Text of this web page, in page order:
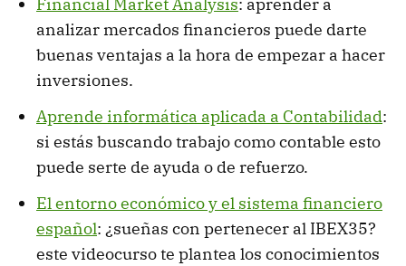
Financial Market Analysis: aprender a
analizar mercados financieros puede darte
buenas ventajas a la hora de empezar a hacer
inversiones.
Aprende informática aplicada a Contabilidad:
si estás buscando trabajo como contable esto
puede serte de ayuda o de refuerzo.
El entorno económico y el sistema financiero
español: ¿sueñas con pertenecer al IBEX35?
este videocurso te plantea los conocimientos